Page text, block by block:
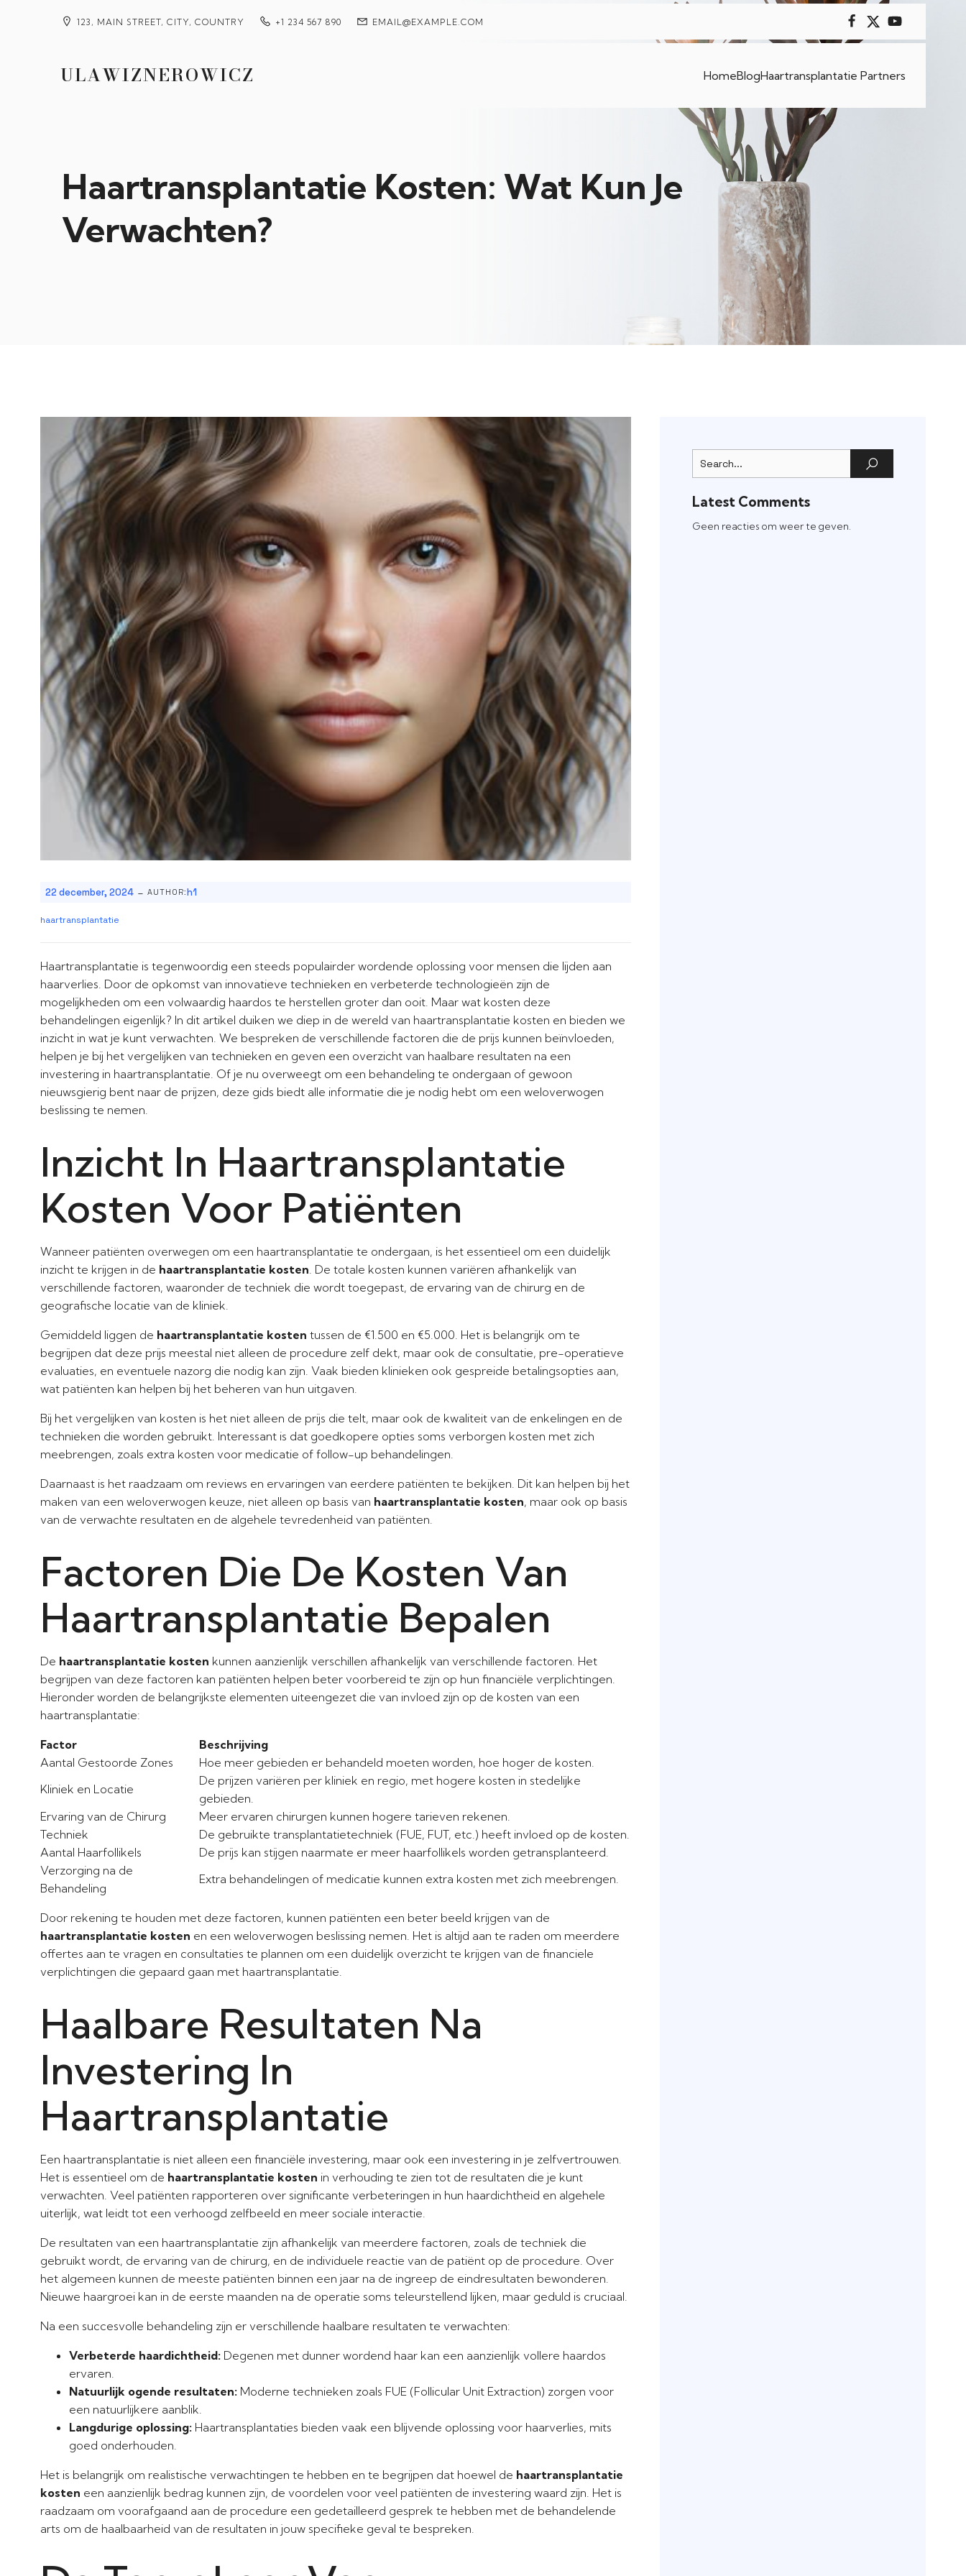
123, MAIN STREET, CITY, COUNTRY +1 234 567 890 EMAIL@EXAMPLE.COM
ULAWIZNEROWICZ HomeBlogHaartransplantatie Partners
Haartransplantatie Kosten: Wat Kun Je
Verwachten?
22 december, 2024 - AUTHOR:h1
haartransplantatie
Haartransplantatie is tegenwoordig een steeds populairder wordende oplossing voor mensen die lijden aan
haarverlies. Door de opkomst van innovatieve technieken en verbeterde technologieën zijn de
mogelijkheden om een volwaardig haardos te herstellen groter dan ooit. Maar wat kosten deze
behandelingen eigenlijk? In dit artikel duiken we diep in de wereld van haartransplantatie kosten en bieden we
inzicht in wat je kunt verwachten. We bespreken de verschillende factoren die de prijs kunnen beïnvloeden,
helpen je bij het vergelijken van technieken en geven een overzicht van haalbare resultaten na een
investering in haartransplantatie. Of je nu overweegt om een behandeling te ondergaan of gewoon
nieuwsgierig bent naar de prijzen, deze gids biedt alle informatie die je nodig hebt om een weloverwogen
beslissing te nemen.
Inzicht In Haartransplantatie
Kosten Voor Patiënten
Wanneer patiënten overwegen om een haartransplantatie te ondergaan, is het essentieel om een duidelijk
inzicht te krijgen in de haartransplantatie kosten . De totale kosten kunnen variëren afhankelijk van
verschillende factoren, waaronder de techniek die wordt toegepast, de ervaring van de chirurg en de
geografische locatie van de kliniek.
Gemiddeld liggen de haartransplantatie kosten tussen de €1.500 en €5.000. Het is belangrijk om te
begrijpen dat deze prijs meestal niet alleen de procedure zelf dekt, maar ook de consultatie, pre-operatieve
evaluaties, en eventuele nazorg die nodig kan zijn. Vaak bieden klinieken ook gespreide betalingsopties aan,
wat patiënten kan helpen bij het beheren van hun uitgaven.
Bij het vergelijken van kosten is het niet alleen de prijs die telt, maar ook de kwaliteit van de enkelingen en de
technieken die worden gebruikt. Interessant is dat goedkopere opties soms verborgen kosten met zich
meebrengen, zoals extra kosten voor medicatie of follow-up behandelingen.
Daarnaast is het raadzaam om reviews en ervaringen van eerdere patiënten te bekijken. Dit kan helpen bij het
maken van een weloverwogen keuze, niet alleen op basis van haartransplantatie kosten, maar ook op basis
van de verwachte resultaten en de algehele tevredenheid van patiënten.
Factoren Die De Kosten Van
Haartransplantatie Bepalen
De haartransplantatie kosten kunnen aanzienlijk verschillen afhankelijk van verschillende factoren. Het
begrijpen van deze factoren kan patiënten helpen beter voorbereid te zijn op hun financiële verplichtingen.
Hieronder worden de belangrijkste elementen uiteengezet die van invloed zijn op de kosten van een
haartransplantatie:
Factor
Beschrijving
Aantal Gestoorde Zones
Hoe meer gebieden er behandeld moeten worden, hoe hoger de kosten.
Kliniek en Locatie
De prijzen variëren per kliniek en regio, met hogere kosten in stedelijke
gebieden.
Ervaring van de Chirurg
Meer ervaren chirurgen kunnen hogere tarieven rekenen.
Techniek
De gebruikte transplantatietechniek (FUE, FUT, etc.) heeft invloed op de kosten.
Aantal Haarfollikels
De prijs kan stijgen naarmate er meer haarfollikels worden getransplanteerd.
Verzorging na de
Behandeling
Extra behandelingen of medicatie kunnen extra kosten met zich meebrengen.
Door rekening te houden met deze factoren, kunnen patiënten een beter beeld krijgen van de
haartransplantatie kosten en een weloverwogen beslissing nemen. Het is altijd aan te raden om meerdere
offertes aan te vragen en consultaties te plannen om een duidelijk overzicht te krijgen van de financiele
verplichtingen die gepaard gaan met haartransplantatie.
Haalbare Resultaten Na
Investering In
Haartransplantatie
Een haartransplantatie is niet alleen een financiële investering, maar ook een investering in je zelfvertrouwen.
Het is essentieel om de haartransplantatie kosten in verhouding te zien tot de resultaten die je kunt
verwachten. Veel patiënten rapporteren over significante verbeteringen in hun haardichtheid en algehele
uiterlijk, wat leidt tot een verhoogd zelfbeeld en meer sociale interactie.
De resultaten van een haartransplantatie zijn afhankelijk van meerdere factoren, zoals de techniek die
gebruikt wordt, de ervaring van de chirurg, en de individuele reactie van de patiënt op de procedure. Over
het algemeen kunnen de meeste patiënten binnen een jaar na de ingreep de eindresultaten bewonderen.
Nieuwe haargroei kan in de eerste maanden na de operatie soms teleurstellend lijken, maar geduld is cruciaal.
Na een succesvolle behandeling zijn er verschillende haalbare resultaten te verwachten:
Verbeterde haardichtheid: Degenen met dunner wordend haar kan een aanzienlijk vollere haardos
ervaren.
Natuurlijk ogende resultaten: Moderne technieken zoals FUE (Follicular Unit Extraction) zorgen voor
een natuurlijkere aanblik.
Langdurige oplossing: Haartransplantaties bieden vaak een blijvende oplossing voor haarverlies, mits
goed onderhouden.
Het is belangrijk om realistische verwachtingen te hebben en te begrijpen dat hoewel de haartransplantatie
kosten een aanzienlijk bedrag kunnen zijn, de voordelen voor veel patiënten de investering waard zijn. Het is
raadzaam om voorafgaand aan de procedure een gedetailleerd gesprek te hebben met de behandelende
arts om de haalbaarheid van de resultaten in jouw specifieke geval te bespreken.
Latest Comments
Geen reacties om weer te geven.